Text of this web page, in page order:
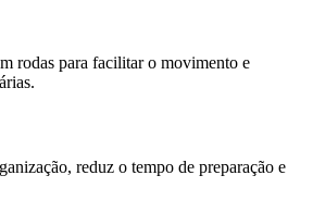
rodas para facilitar o movimento e
reduz o tempo de preparação e